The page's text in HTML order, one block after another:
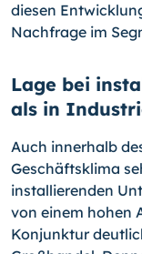
diesen
Nachfrage im
Lage bei
als in
Auch innerhalb
Geschäftsklima
installierenden
von einem hohen
Konjunktur